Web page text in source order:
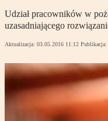
Udział pracowników w
uzasadniającego
Aktualizacja: 03.05.2016 11:12 Publikacja: